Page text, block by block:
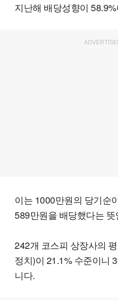
지난해 배당성향이
이는 1000만원의 당기순
589만원을 배당했다는 뜻
242개 코스피 상장사의
정치)이 21.1% 수준이니
니다.